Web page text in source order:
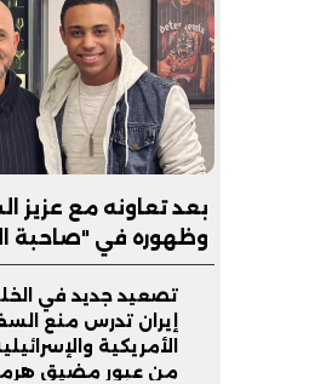
بعد تعاونه مع عزيز
وظهوره في "صاحبة
إبراهيم صبري يستعد
"كلام"
تصعيد جديد في
إيران تدرس منع
الأمريكية
من عبور مضيق